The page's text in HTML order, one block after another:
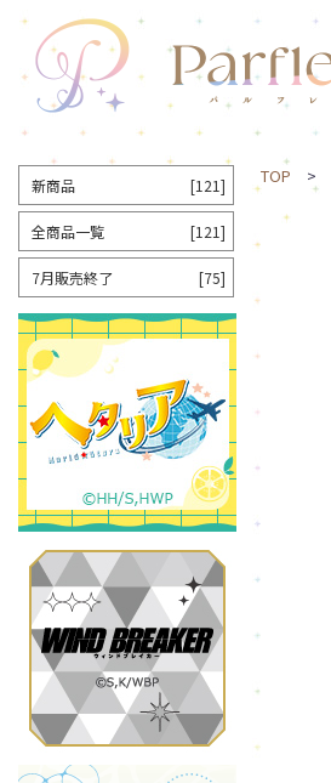
TOP >
新商品 [121]
全商品一覧 [121]
7月販売終了 [75]